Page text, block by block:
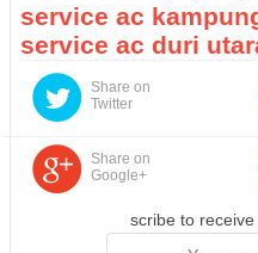
service ac
service ac duri
Share on
Twitter
Share on
Google+
scribe to